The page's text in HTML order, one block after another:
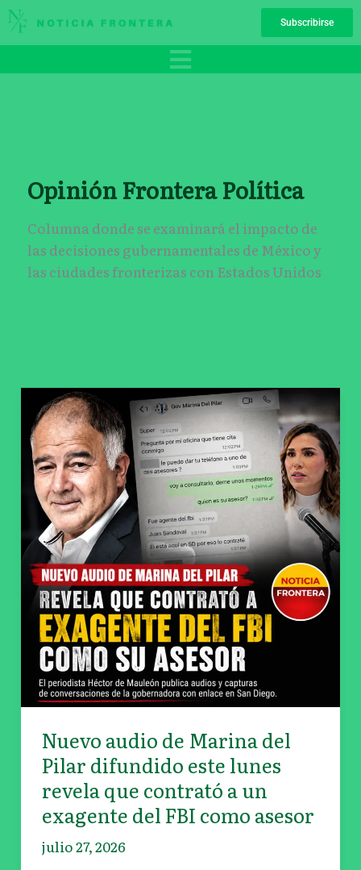
Ir
al
Subscribirse
Opinión Frontera Política
Columna donde se examinará el impacto de
las decisiones gubernamentales de México y
las ciudades fronterizas con Estados Unidos
Nuevo audio de Marina del
Pilar difundido este lunes
revela que contrató a un
exagente del FBI como asesor
julio 27, 2026
Nuevo
audio
de
Marina
del
Pilar
difundido
este
lunes
revela
que
contrató
a
un
exagente
FBI
como
asesor